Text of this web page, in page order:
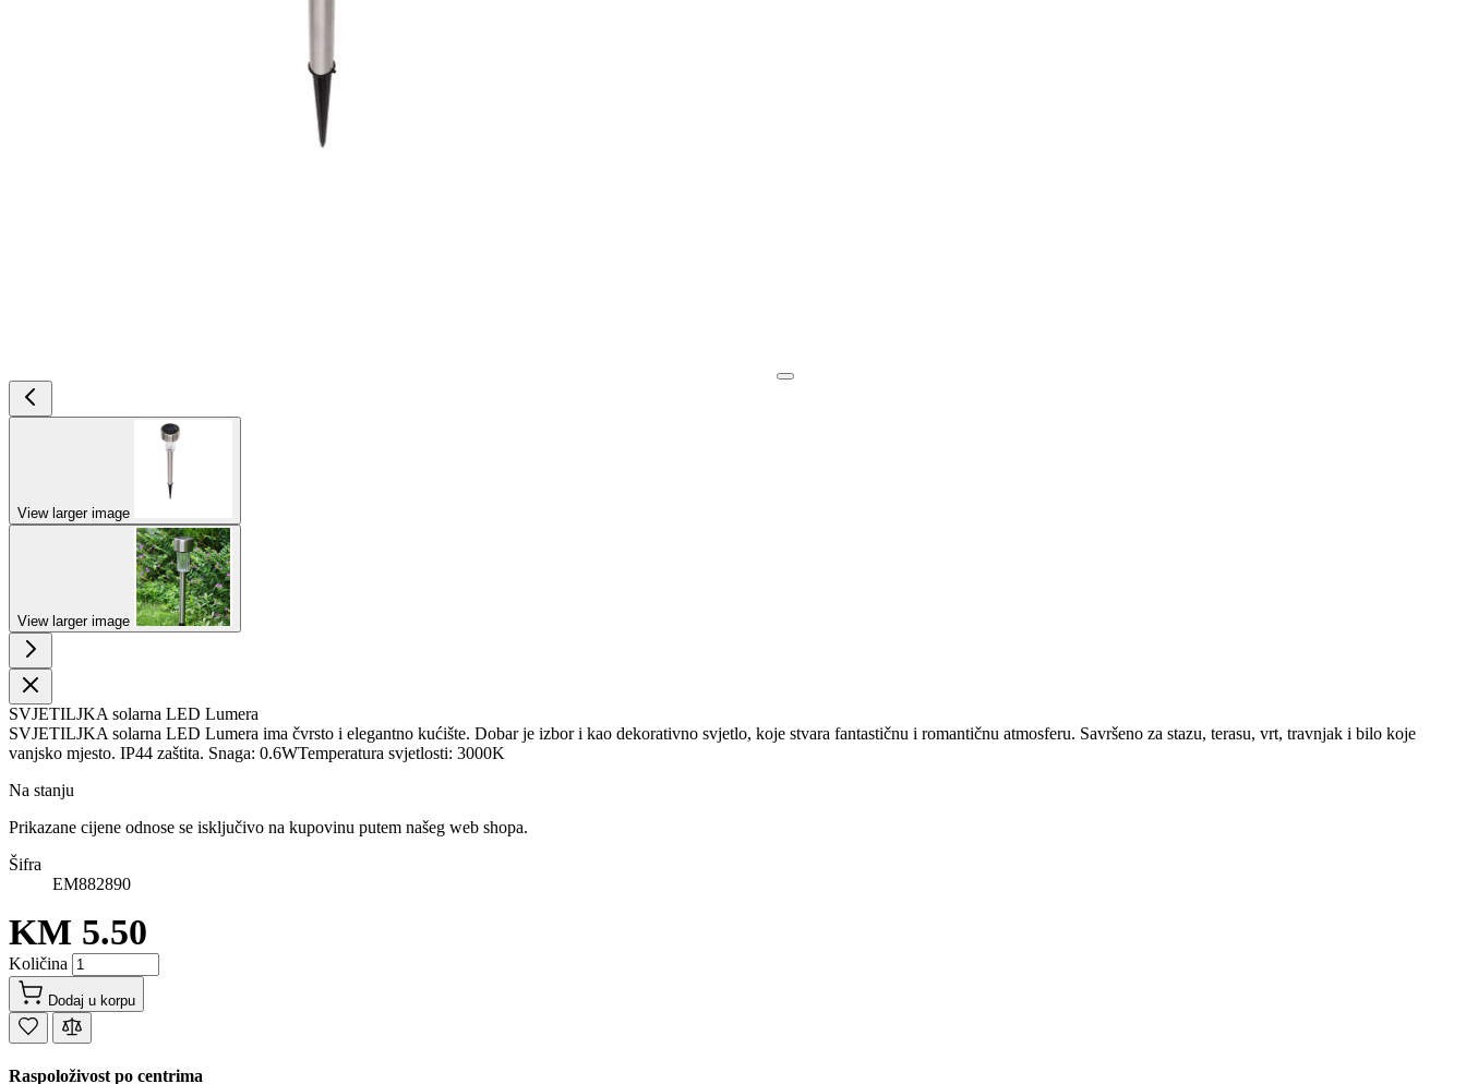
View larger image
View larger image
SVJETILJKA solarna LED Lumera
SVJETILJKA solarna LED Lumera ima čvrsto i elegantno kućište. Dobar je izbor i kao dekorativno svjetlo, koje stvara fantastičnu i romantičnu atmosferu. Savršeno za stazu, terasu, vrt, travnjak i bilo koje
vanjsko mjesto. IP44 zaštita. Snaga: 0.6WTemperatura svjetlosti: 3000K
Na stanju
Prikazane cijene odnose se isključivo na kupovinu putem našeg web shopa.
Šifra
EM882890
KM 5.50
Količina
Dodaj u korpu
Raspoloživost po centrima